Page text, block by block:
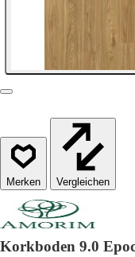
Vergleichen
Korkboden 9.0